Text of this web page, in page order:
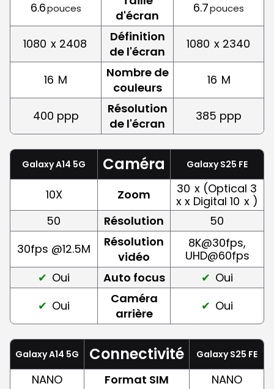
6.6pouces
d'écran
6.7pouces
1080 x 2408
Définition
de l'écran
1080 x 2340
16 M
Nombre de
couleurs
16 M
400 ppp
Résolution
de l'écran
385 ppp
Galaxy A14 5G Caméra Galaxy S25 FE
10X Zoom 30 x (Optical 3
x x Digital 10 x )
50
Résolution
50
30fps @12.5M
Résolution
vidéo
8K@30fps,
UHD@60fps
Oui
Auto focus
Oui
Oui
Caméra
arrière
Oui
Galaxy A14 5G Connectivité Galaxy S25 FE
NANO Format SIM
NANO